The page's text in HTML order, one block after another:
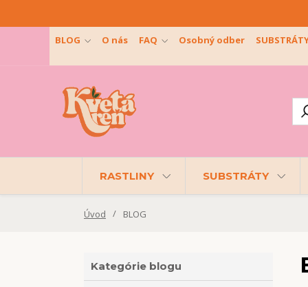
BLOG O nás FAQ Osobný odber
RASTLINY SUBSTRÁTY
Úvod BLOG
Kategórie blogu